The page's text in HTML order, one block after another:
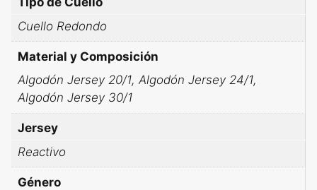
Cuello Redondo
Material y Composición
Algodón Jersey 20/1, Algodón Jersey 24/1,
Algodón Jersey 30/1
Jersey
Reactivo
Género